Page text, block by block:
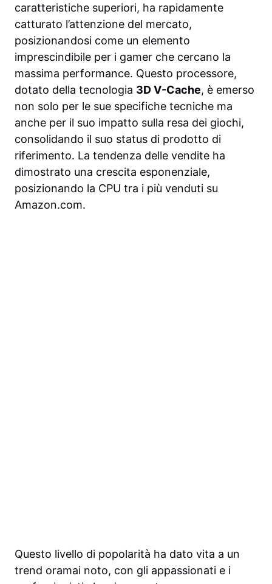
caratteristiche superiori, ha rapidamente
catturato l’attenzione del mercato,
posizionandosi come un elemento
imprescindibile per i gamer che cercano la
massima performance. Questo processore,
dotato della tecnologia 3D V-Cache, è emerso
non solo per le sue specifiche tecniche ma
anche per il suo impatto sulla resa dei giochi,
consolidando il suo status di prodotto di
riferimento. La tendenza delle vendite ha
dimostrato una crescita esponenziale,
posizionando la CPU tra i più venduti su
Amazon.com.
Questo livello di popolarità ha dato vita a un
trend oramai noto, con gli appassionati e i